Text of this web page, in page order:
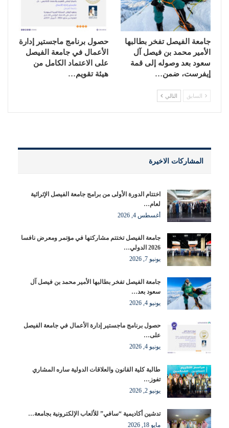
جامعة الفيصل تفخر بطالبها
الأمير محمد بن فيصل آل
سعود بعد وصوله إلى قمة
إيفرست، ضمن…
حصول برنامج ماجستير إدارة
الأعمال في جامعة الفيصل
على الاعتماد الكامل من
هيئة تقويم…
السابق التالي
المشاركات الاخيرة
اختتام الدورة الأولى من برامج جامعة الفيصل الإثرائية
لعام…
أغسطس 4, 2026
جامعة الفيصل تختتم مشاركتها في مؤتمر ومعرض نافسا
2026 الدولي…
يونيو 7, 2026
جامعة الفيصل تفخر بطالبها الأمير محمد بن فيصل آل
سعود بعد…
يونيو 4, 2026
حصول برنامج ماجستير إدارة الأعمال في جامعة الفيصل
على…
يونيو 4, 2026
طالبة كلية القانون والعلاقات الدولية ساره المشاري
تفوز…
يونيو 2, 2026
تدشين أكاديمية “سافي” للألعاب الإلكترونية بجامعة…
مايو 18, 2026